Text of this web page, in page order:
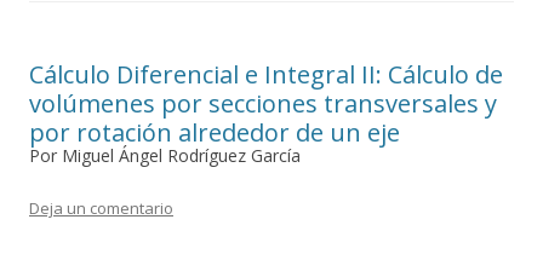
Cálculo Diferencial e Integral II: Cálculo de
volúmenes por secciones transversales y
por rotación alrededor de un eje
Por Miguel Ángel Rodríguez García
Deja un comentario